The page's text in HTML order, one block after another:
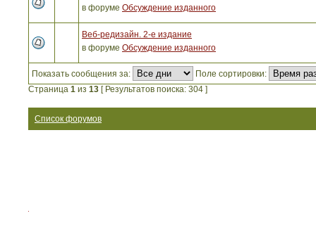
в форуме Обсуждение изданного
Веб-редизайн. 2-е издание
в форуме Обсуждение изданного
Показать сообщения за:
Поле сортировки:
Страница 1 из 13 [ Результатов поиска: 304 ]
Список форумов